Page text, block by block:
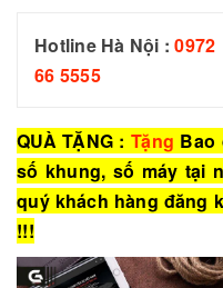
Hotline Hà Nội : 0972
66 5555
QUÀ TẶNG :Tặng Bao
số khung, số máy tại
quý khách hàng đăng
!!!